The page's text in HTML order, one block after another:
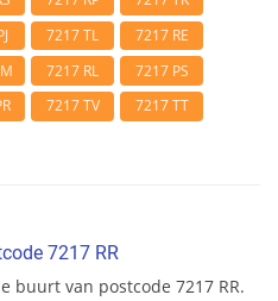
7217 TL
7217 RE
7217 RL
7217 PS
7217 TV 7217 TT
7217 RR
buurt van postcode 7217 RR.